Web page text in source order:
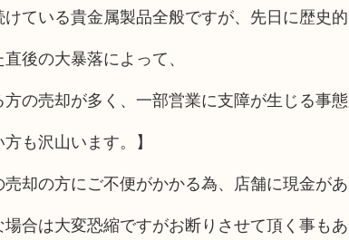
ている貴金属製品全般ですが、先日に歴史
後の大暴落によって、
の売却が多く、一部営業に支障が生じる事態
も沢山います。】
却の方にご不便がかかる為、店舗に現金が
合は大変恐縮ですがお断りさせて頂く事も